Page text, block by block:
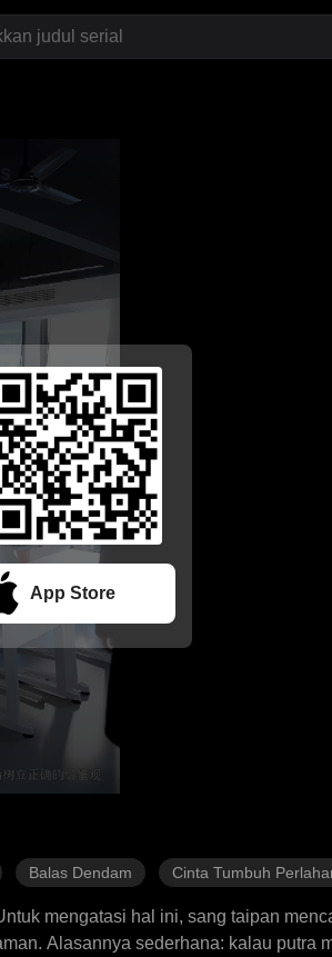
App Store
Balas Dendam Cinta Tumbuh
mengatasi hal ini, sang taipan
Alasannya sederhana: kalau putra